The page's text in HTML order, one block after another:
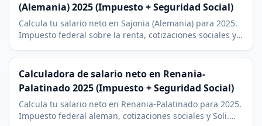
(Alemania) 2025 (Impuesto + Seguridad Social)
Calcula tu salario neto en Sajonia (Alemania) para 2025.
Impuesto federal sobre la renta, cotizaciones sociales y
del automovil en Leipzig.
Calculadora de salario neto en Renania-
Palatinado 2025 (Impuesto + Seguridad Social)
Calcula tu salario neto en Renania-Palatinado para 2025.
Impuesto federal aleman, cotizaciones sociales y Soli.